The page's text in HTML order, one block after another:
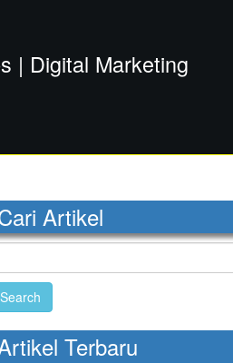
| Digital Marketing
Artikel
Terbaru